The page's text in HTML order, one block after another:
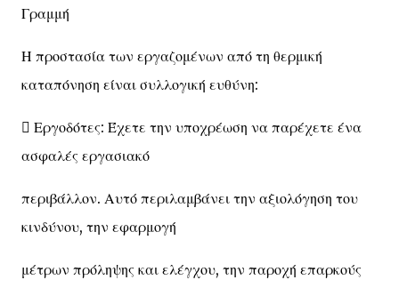
Γραμμή
Η προστασία των εργαζομένων από τη θερμική
καταπόνηση είναι συλλογική ευθύνη:
 Εργοδότες: Έχετε την υποχρέωση να παρέχετε ένα
ασφαλές εργασιακό
περιβάλλον. Αυτό περιλαμβάνει την αξιολόγηση του
κινδύνου, την εφαρμογή
μέτρων πρόληψης και ελέγχου, την παροχή επαρκούς